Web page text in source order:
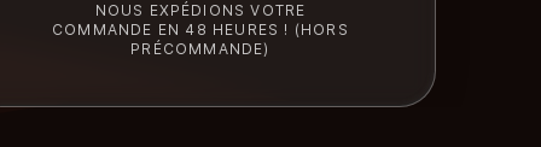
NOUS EXPÉDIONS VOTRE
COMMANDE EN 48 HEURES ! (HORS
PRÉCOMMANDE)